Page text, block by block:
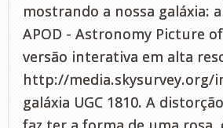
mostrando a nossa galáxia:
APOD - Astronomy Picture
versão interativa em alta
http://media.skysurvey.org/
galáxia UGC 1810. A